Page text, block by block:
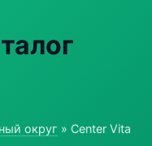
округ » Center Vita